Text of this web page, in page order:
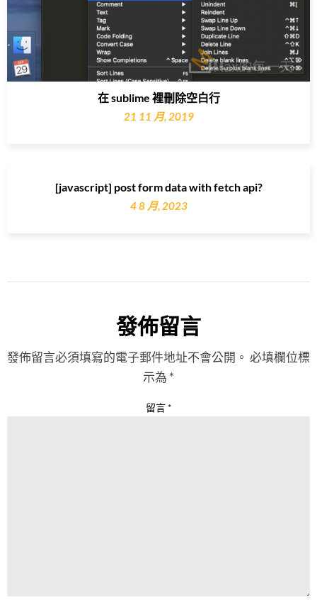
在 sublime 裡刪除空白行
21 11 月, 2019
[javascript] post form data with fetch api?
4 8 月, 2023
發佈留言
發佈留言必須填寫的電子郵件地址不會公開。 必填欄位標
示為 *
留言 *